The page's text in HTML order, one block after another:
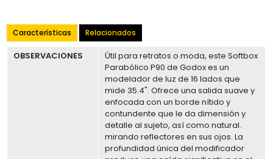
Características Relacionados
OBSERVACIONES
Útil para retratos o moda, este Softbox
Parabólico P90 de Godox es un
modelador de luz de 16 lados que
mide 35.4". Ofrece una salida suave y
enfocada con un borde nítido y
contundente que le da dimensión y
detalle al sujeto, así como natural.
mirando reflectores en sus ojos. La
profundidad única del modificador